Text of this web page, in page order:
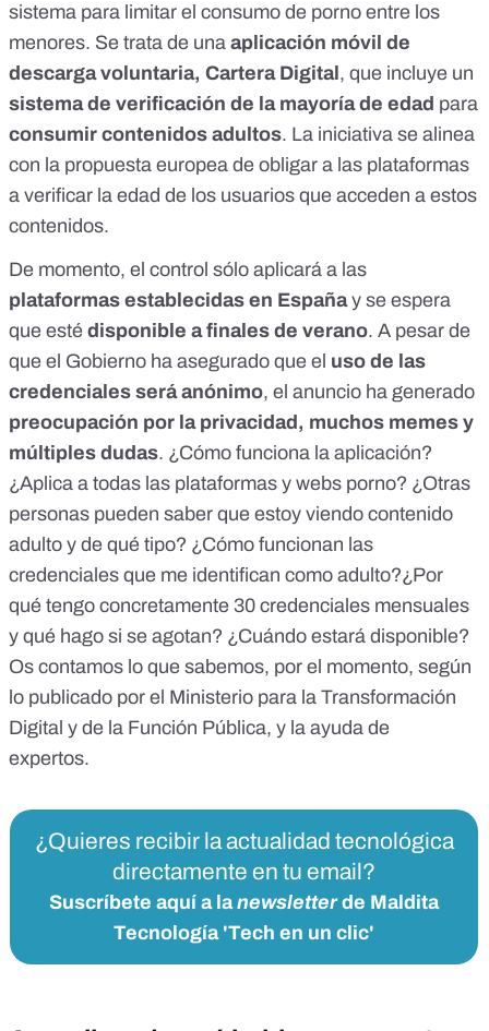
sistema para limitar el consumo de porno entre los
menores. Se trata de una aplicación móvil de
descarga voluntaria, Cartera Digital , que incluye un
sistema de verificación de la mayoría de edad para
consumir contenidos adultos. La iniciativa se alinea
con la propuesta europea de obligar a las plataformas
a verificar la edad de los usuarios que acceden a estos
contenidos.
De momento, el control sólo aplicará a las
plataformas establecidas en Españay se espera
que esté disponible a finales de verano. A pesar de
que el Gobierno ha asegurado que el uso de las
credenciales será anónimo, el anuncio ha generado
preocupación por la privacidad , muchos memes y
múltiples dudas. ¿Cómo funciona la aplicación?
¿Aplica a todas las plataformas y webs porno? ¿Otras
personas pueden saber que estoy viendo contenido
adulto y de qué tipo? ¿Cómo funcionan las
credenciales que me identifican como adulto?¿Por
qué tengo concretamente 30 credenciales mensuales
y qué hago si se agotan? ¿Cuándo estará disponible?
Os contamos lo que sabemos, por el momento, según
lo publicado por el Ministerio para la Transformación
Digital y de la Función Pública, y la ayuda de
expertos.
¿Quieres recibir la actualidad tecnológica
directamente en tu email?
Suscríbete aquí a lanewsletterde Maldita
Tecnología 'Tech en un clic'